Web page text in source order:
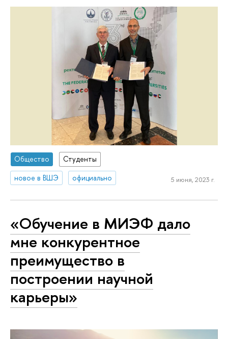
Общество
Студенты
новое в ВШЭ
официально 5 июня, 2023 г.
«Обучение в МИЭФ дало
мне конкурентное
преимущество в
построении научной
карьеры»